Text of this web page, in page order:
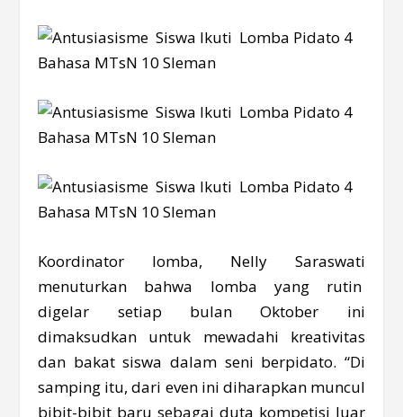
Koordinator lomba, Nelly Saraswati
menuturkan bahwa lomba yang rutin
digelar setiap bulan Oktober ini
dimaksudkan untuk mewadahi kreativitas
dan bakat siswa dalam seni berpidato. “Di
samping itu, dari even ini diharapkan muncul
bibit-bibit baru sebagai duta kompetisi luar